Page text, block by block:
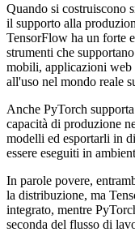
Quando si costruiscono
il supporto alla
TensorFlow ha un forte
strumenti che
mobili, applicazioni web
all'uso nel mondo reale
Anche PyTorch
capacità di produzione
modelli ed esportarli in
essere eseguiti in
In parole povere,
la distribuzione, ma
integrato, mentre
seconda del flusso di